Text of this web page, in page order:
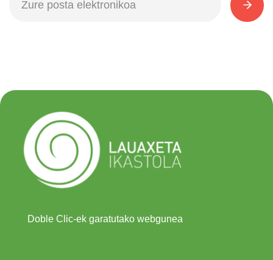
Doble Clic-ek garatutako webgunea